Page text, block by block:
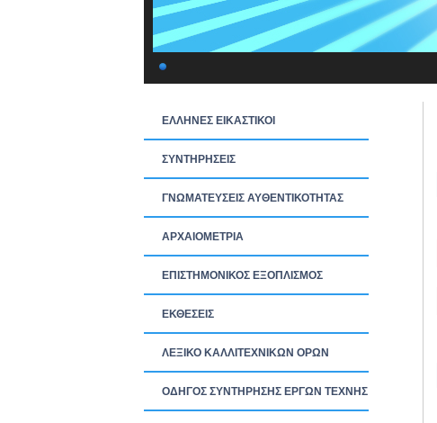
ΕΛΛΗΝΕΣ ΕΙΚΑΣΤΙΚΟΙ
ΣΥΝΤΗΡΗΣΕΙΣ
ΓΝΩΜΑΤΕΥΣΕΙΣ ΑΥΘΕΝΤΙΚΟΤΗΤΑΣ
ΑΡΧΑΙΟΜΕΤΡΙΑ
ΕΠΙΣΤΗΜΟΝΙΚΟΣ ΕΞΟΠΛΙΣΜΟΣ
ΕΚΘΕΣΕΙΣ
ΛΕΞΙΚΟ ΚΑΛΛΙΤΕΧΝΙΚΩΝ ΟΡΩΝ
ΟΔΗΓΟΣ ΣΥΝΤΗΡΗΣΗΣ ΕΡΓΩΝ ΤΕΧΝΗΣ